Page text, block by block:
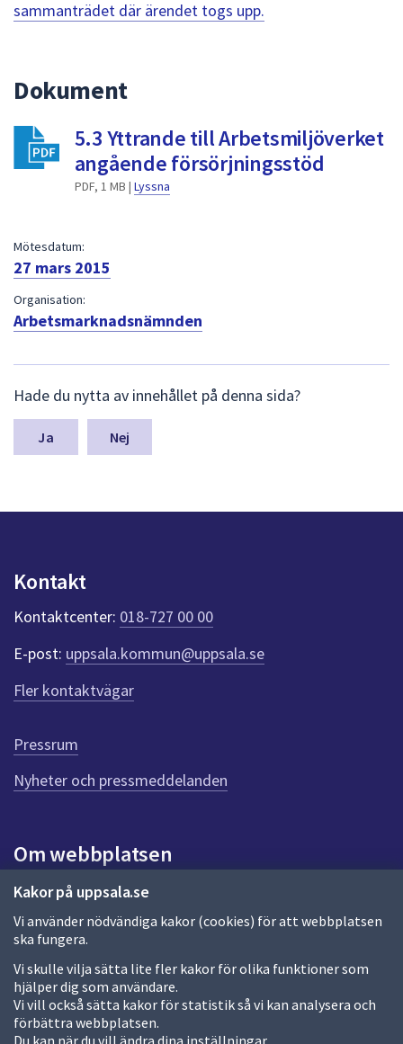
att
navigera
för
att
välja
Kakor på uppsala.se
Vi använder nödvändiga kakor (cookies) för att webbplatsen
ska fungera.
Vi skulle vilja sätta lite fler kakor för olika funktioner som
hjälper dig som användare.
Vi vill också sätta kakor för statistik så vi kan analysera och
förbättra webbplatsen.
Du kan när du vill ändra dina inställningar.
sammanträdet där ärendet togs upp.
Dokument
5.3 Yttrande till Arbetsmiljöverket
angående försörjningsstöd
PDF, 1 MB | Lyssna
Mötesdatum:
27 mars 2015
Organisation:
Arbetsmarknadsnämnden
ä
m
a
n
k
t
e
r
f
ö
r
e
n
n
a
d
a
Hade du nytta av innehållet på denna sida?
Nej
Kontakt
Kontaktcenter: 018-727 00 00
E-post: uppsala.kommun@uppsala.se
Fler kontaktvägar
Pressrum
Nyheter och pressmeddelanden
Om webbplatsen
Om webbplatsen
Allmänna handlingar och diarium
Behandling av personuppgifter
Kakor
Språk (other languages)